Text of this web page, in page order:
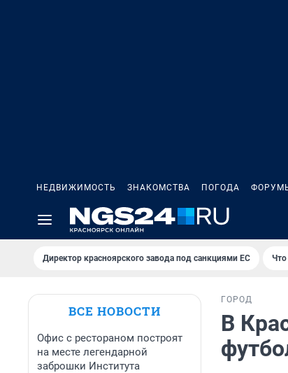
НЕДВИЖИМОСТЬ ЗНАКОМСТВА ПОГОДА
Директор красноярского завода под санкциями ЕС Что
ВСЕ НОВОСТИ
Офис с рестораном построят
на месте легендарной
заброшки Института
ГОРОД
В